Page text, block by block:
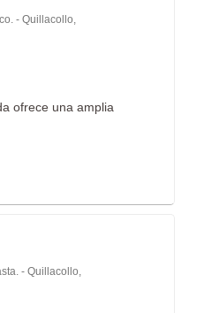
- Quillacollo,
ofrece una amplia
- Quillacollo,